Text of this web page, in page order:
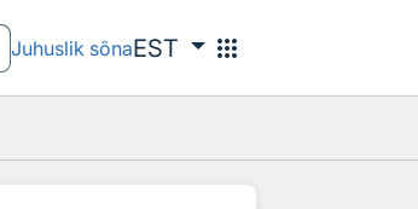
Juhuslik sõnaEST apps